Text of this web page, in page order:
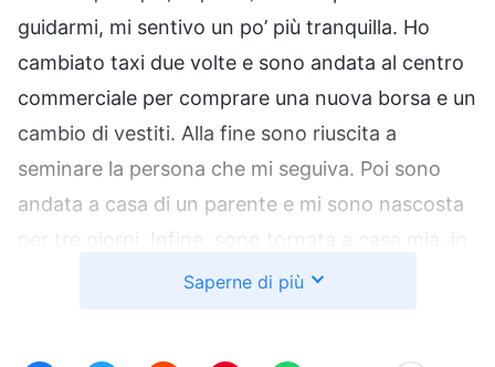
guidarmi, mi sentivo un po’ più tranquilla. Ho
cambiato taxi due volte e sono andata al centro
commerciale per comprare una nuova borsa e un
cambio di vestiti. Alla fine sono riuscita a
seminare la persona che mi seguiva. Poi sono
andata a casa di un parente e mi sono nascosta
per tre giorni. Infine, sono tornata a casa mia, in
un’altra città. Quel giorno, dopo essere tornata a
Saperne di più